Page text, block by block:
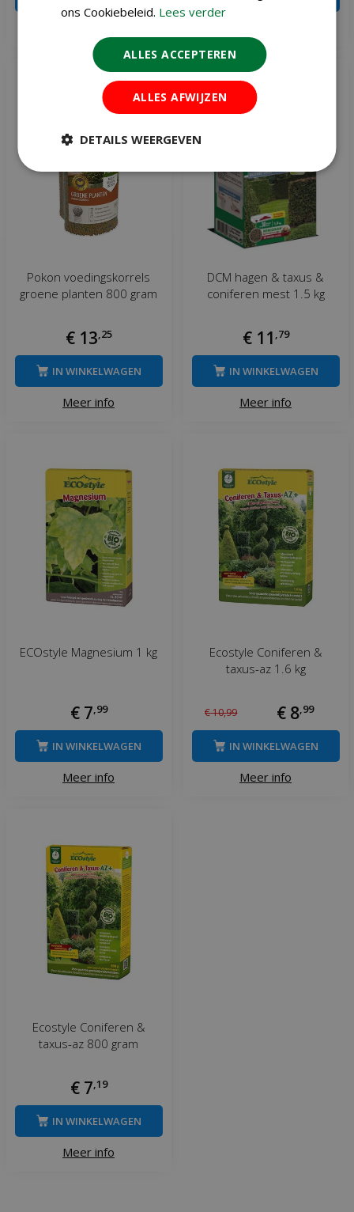
Pokon voedingskorrels
groene planten 800 gram
€ 13 25
Meer info
IN WINKELWAGEN
DCM hagen & taxus &
coniferen mest 1.5 kg
€ 11 79
Meer info
IN WINKELWAGEN
ECOstyle Magnesium 1 kg
€ 7 99
Meer info
IN WINKELWAGEN
Ecostyle Coniferen &
taxus-az 1.6 kg
€10,99 € 8 99
Meer info
IN WINKELWAGEN
Ecostyle Coniferen &
taxus-az 800 gram
€ 7 19
Meer info
IN WINKELWAGEN
ons Cookiebeleid. Lees verder
ALLES ACCEPTEREN
ALLES AFWIJZEN
DETAILS WEERGEVEN